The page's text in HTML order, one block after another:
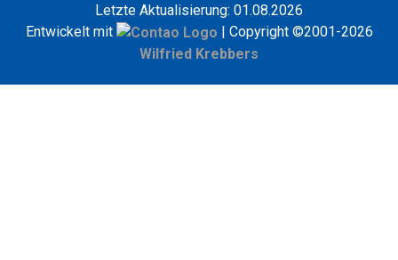
Letzte Aktualisierung: 01.08.2026
Entwickelt mit
| Copyright ©2001-2026
Wilfried Krebbers